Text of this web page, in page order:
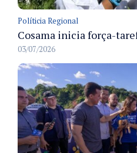
Políticia Regional
03/07/2026